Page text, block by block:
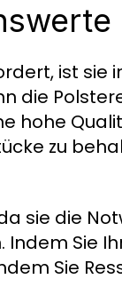
ist sie
die
hohe
zu
sie die
Indem Sie
Sie